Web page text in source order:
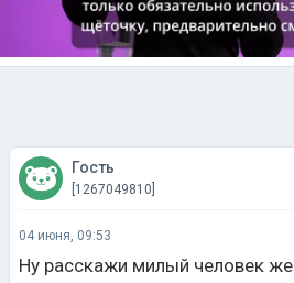
Гость
[1267049810]
04 июня, 09:53
Ну расскажи милый человек